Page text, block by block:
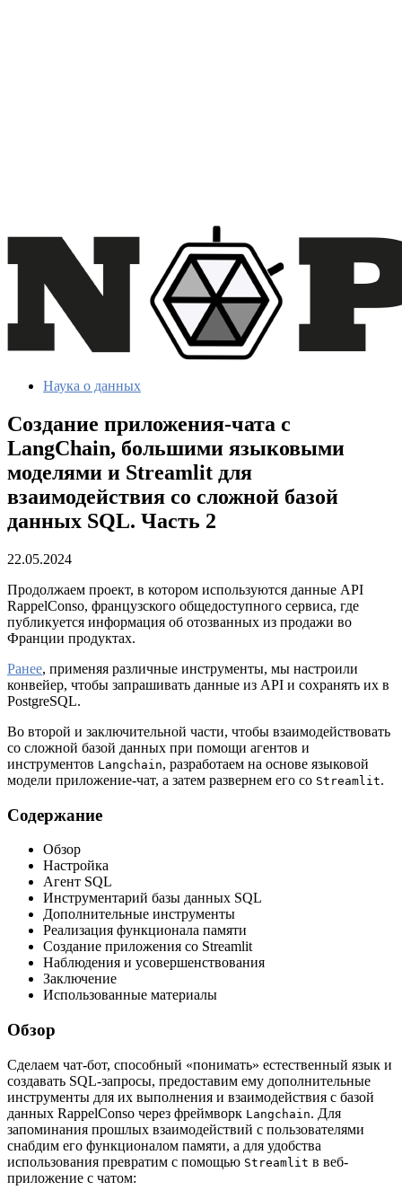
Наука о данных
Создание приложения-чата с
LangChain, большими языковыми
моделями и Streamlit для
взаимодействия со сложной базой
данных SQL. Часть 2
22.05.2024
Продолжаем проект, в котором используются данные API
RappelConso, французского общедоступного сервиса, где
публикуется информация об отозванных из продажи во
Франции продуктах.
Ранее, применяя различные инструменты, мы настроили
конвейер, чтобы запрашивать данные из API и сохранять их в
PostgreSQL.
Во второй и заключительной части, чтобы взаимодействовать
со сложной базой данных при помощи агентов и
инструментов Langchain, разработаем на основе языковой
модели приложение-чат, а затем развернем его со Streamlit.
Содержание
Обзор
Настройка
Агент SQL
Инструментарий базы данных SQL
Дополнительные инструменты
Реализация функционала памяти
Создание приложения со Streamlit
Наблюдения и усовершенствования
Заключение
Использованные материалы
Обзор
Сделаем чат-бот, способный «понимать» естественный язык и
создавать SQL-запросы, предоставим ему дополнительные
инструменты для их выполнения и взаимодействия с базой
данных RappelConso через фреймворк Langchain. Для
запоминания прошлых взаимодействий с пользователями
снабдим его функционалом памяти, а для удобства
использования превратим с помощью Streamlit в веб-
приложение с чатом: